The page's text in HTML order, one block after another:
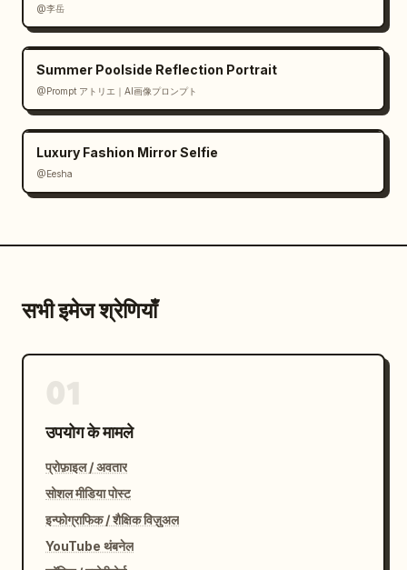
@李岳
Summer Poolside Reflection Portrait
@Prompt アトリエ｜AI画像プロンプト
Luxury Fashion Mirror Selfie
@Eesha
सभी इमेज श्रेणियाँ
उपयोग के मामले
प्रोफ़ाइल / अवतार
सोशल मीडिया पोस्ट
इन्फोग्राफिक / शैक्षिक विज़ुअल
YouTube थंबनेल